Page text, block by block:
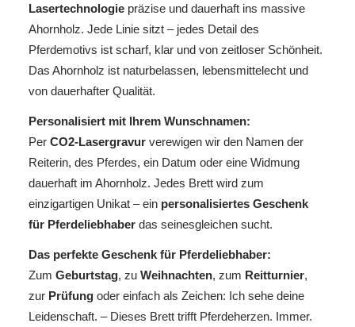
Lasertechnologie präzise und dauerhaft ins massive
Ahornholz. Jede Linie sitzt – jedes Detail des
Pferdemotivs ist scharf, klar und von zeitloser Schönheit.
Das Ahornholz ist naturbelassen, lebensmittelecht und
von dauerhafter Qualität.
Personalisiert mit Ihrem Wunschnamen:
Per CO2-Lasergravur verewigen wir den Namen der
Reiterin, des Pferdes, ein Datum oder eine Widmung
dauerhaft im Ahornholz. Jedes Brett wird zum
einzigartigen Unikat – ein personalisiertes Geschenk
für Pferdeliebhaber das seinesgleichen sucht.
Das perfekte Geschenk für Pferdeliebhaber:
Zum Geburtstag, zu Weihnachten, zum Reitturnier,
zur Prüfung oder einfach als Zeichen: Ich sehe deine
Leidenschaft. – Dieses Brett trifft Pferdeherzen. Immer.